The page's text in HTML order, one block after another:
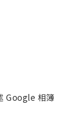
Google 相簿